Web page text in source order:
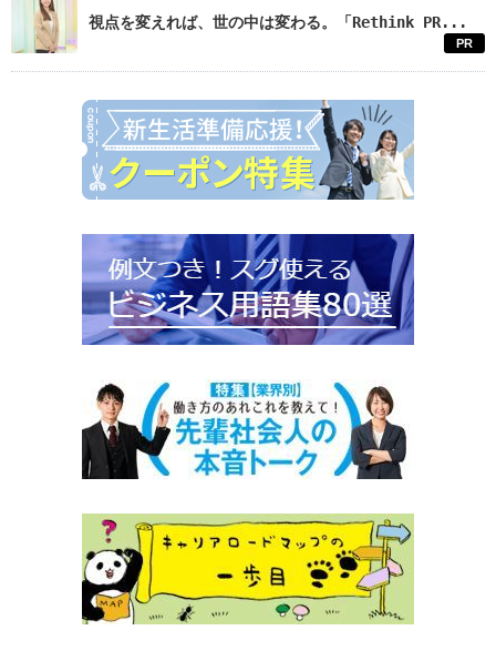
視点を変えれば、世の中は変わる。「Rethink PR...
PR